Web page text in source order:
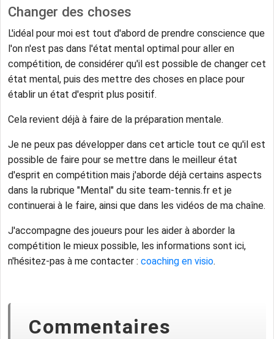
Changer des choses
L'idéal pour moi est tout d'abord de prendre conscience que
l'on n'est pas dans l'état mental optimal pour aller en
compétition, de considérer qu'il est possible de changer cet
état mental, puis des mettre des choses en place pour
établir un état d'esprit plus positif.
Cela revient déjà à faire de la préparation mentale.
Je ne peux pas développer dans cet article tout ce qu'il est
possible de faire pour se mettre dans le meilleur état
d'esprit en compétition mais j'aborde déjà certains aspects
dans la rubrique "Mental" du site team-tennis.fr et je
continuerai à le faire, ainsi que dans les vidéos de ma chaîne.
J'accompagne des joueurs pour les aider à aborder la
compétition le mieux possible, les informations sont ici,
n'hésitez-pas à me contacter : coaching en visio.
Commentaires